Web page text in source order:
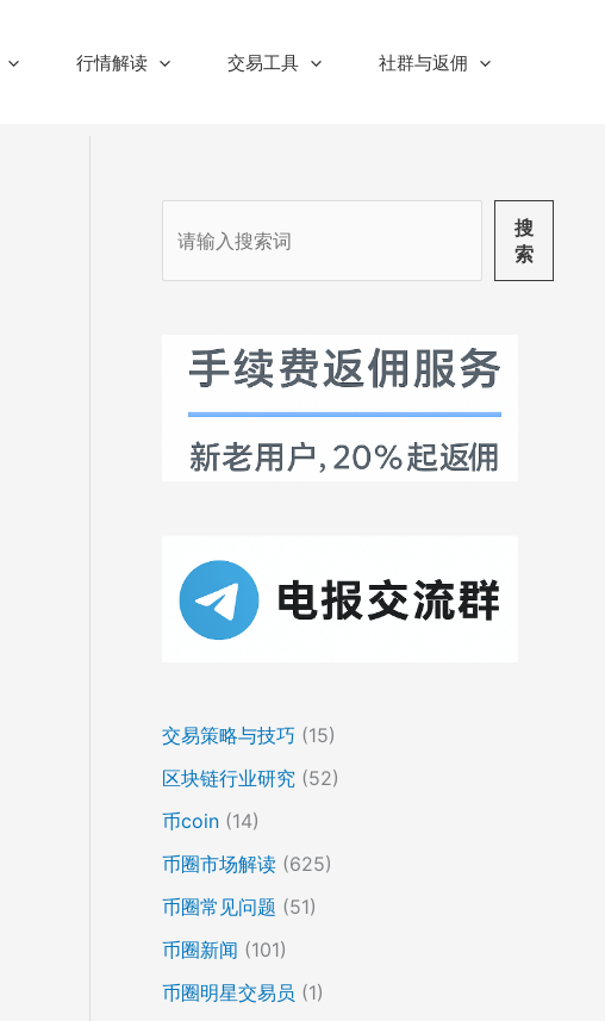
行情解读 交易工具 社群与返佣
搜
索
交易策略与技巧 (15)
区块链行业研究 (52)
币coin (14)
币圈市场解读 (625)
币圈常见问题 (51)
币圈新闻 (101)
币圈明星交易员 (1)